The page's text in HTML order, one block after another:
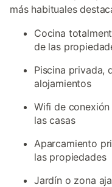
más habituales
Cocina
de las
Piscina privada,
alojamientos
Wifi de
las casas
Aparcamiento
las propiedades
Jardín o zona